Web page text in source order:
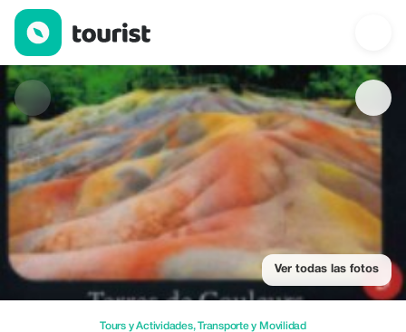
Mohnish Sharma Bauljeewon — Tours y Actividades | Up to
Ver todas las fotos
Tours y Actividades,Transporte y Movilidad